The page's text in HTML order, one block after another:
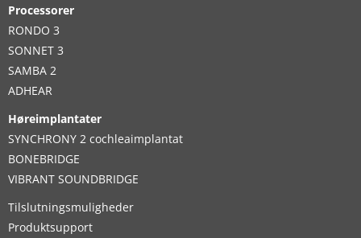
Processorer
RONDO 3
SONNET 3
SAMBA 2
ADHEAR
Høreimplantater
SYNCHRONY 2 cochleaimplantat
BONEBRIDGE
VIBRANT SOUNDBRIDGE
Tilslutningsmuligheder
Produktsupport